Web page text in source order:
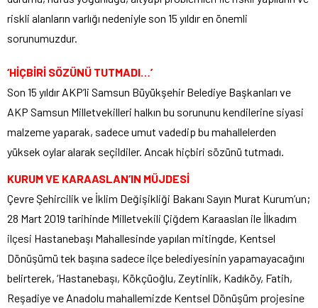
riskli alanların varlığı nedeniyle son 15 yıldır en önemli
sorunumuzdur.
‘HİÇBİRİ SÖZÜNÜ TUTMADI…’
Son 15 yıldır AKP’li Samsun Büyükşehir Belediye Başkanları ve
AKP Samsun Milletvekilleri halkın bu sorununu kendilerine siyasi
malzeme yaparak, sadece umut vadedip bu mahallelerden
yüksek oylar alarak seçildiler. Ancak hiçbiri sözünü tutmadı.
KURUM VE KARAASLAN’IN MÜJDESİ
Çevre Şehircilik ve İklim Değişikliği Bakanı Sayın Murat Kurum’un;
28 Mart 2019 tarihinde Milletvekili Çiğdem Karaaslan ile İlkadım
ilçesi Hastanebaşı Mahallesinde yapılan mitingde, Kentsel
Dönüşümü tek başına sadece ilçe belediyesinin yapamayacağını
belirterek, ‘Hastanebaşı, Kökçüoğlu, Zeytinlik, Kadıköy, Fatih,
Reşadiye ve Anadolu mahallemizde Kentsel Dönüşüm projesine